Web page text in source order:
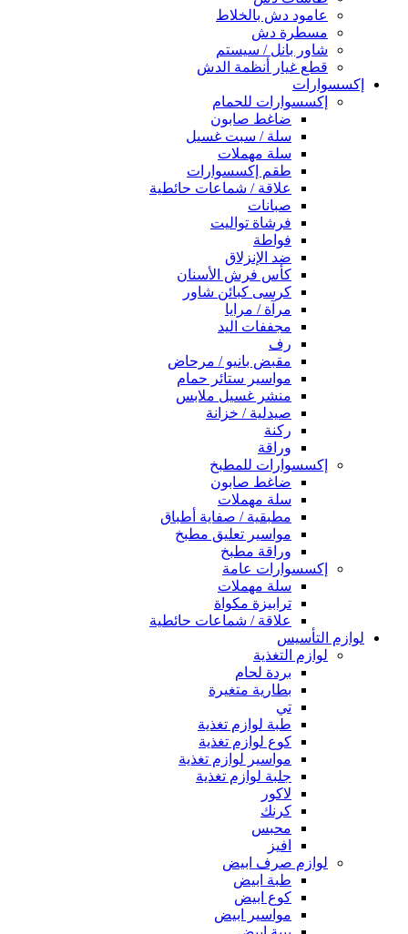
عامود دش بالخلاط
مسطرة دش
شاور بانل / سيستم
قطع غيار أنظمة الدش
إكسسوارات
إكسسوارات للحمام
ضاغط صابون
سلة / سبت غسيل
سلة مهملات
طقم إكسسوارات
علاقة / شماعات حائطية
صبانات
فرشاة تواليت
فواطة
ضد الإنزلاق
كأس فرش الأسنان
كرسى كبائن شاور
مرآة / مرايا
مجففات اليد
رف
مقبض بانيو / مرحاض
مواسير ستائر حمام
منشر غسيل ملابس
صيدلية / خزانة
ركنة
وراقة
إكسسوارات للمطبخ
ضاغط صابون
سلة مهملات
مطبقية / صفاية أطباق
مواسير تعليق مطبخ
وراقة مطبخ
إكسسوارات عامة
سلة مهملات
ترابيزة مكواة
علاقة / شماعات حائطية
لوازم التأسيس
لوازم التغذية
بردة لحام
بطارية متغيرة
تي
طبة لوازم تغذية
كوع لوازم تغذية
مواسير لوازم تغذية
جلبة لوازم تغذية
لاكور
كرنك
محبس
افيز
لوازم صرف ابيض
طبة ابيض
كوع ابيض
مواسير ابيض